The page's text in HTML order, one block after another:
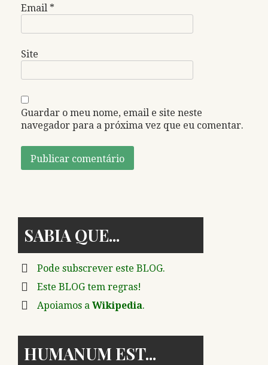
Email *
Site
Guardar o meu nome, email e site neste
navegador para a próxima vez que eu comentar.
SABIA QUE
Pode subscrever este BLOG.
Este BLOG tem regras!
Apoiamos a Wikipedia.
HUMANUM EST